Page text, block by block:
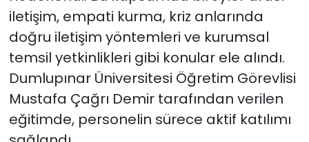
iletişim, empati kurma, kriz anlarında
doğru iletişim yöntemleri ve kurumsal
temsil yetkinlikleri gibi konular ele alındı.
Dumlupınar Üniversitesi Öğretim Görevlisi
Mustafa Çağrı Demir tarafından verilen
eğitimde, personelin sürece aktif katılımı